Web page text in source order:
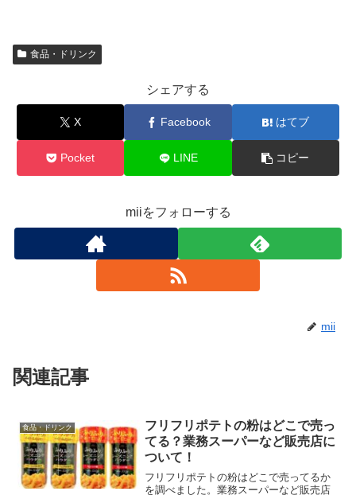
食品・ドリンク
シェアする
X Facebook はてブ
Pocket LINE コピー
miiをフォローする
mii
関連記事
食品・ドリンク
フリフリポテトの粉はどこで売っ
てる？業務スーパーなど販売店に
ついて！
フリフリポテトの粉はどこで売ってるか
を調べました。業務スーパーなど販売店